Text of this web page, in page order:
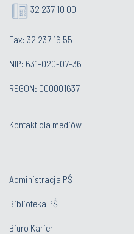
32 237 10 00
Fax: 32 237 16 55
NIP: 631-020-07-36
REGON: 000001637
Kontakt dla mediów
Administracja PŚ
Biblioteka PŚ
Biuro Karier